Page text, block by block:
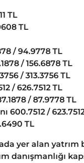
TL
TL
/ 94.9778 TL
/ 156.6878 TL
/ 313.3756 TL
/ 626.7512 TL
/ 87.9778 TL
600.7512 /
TL
yer alan
danışmanlığı